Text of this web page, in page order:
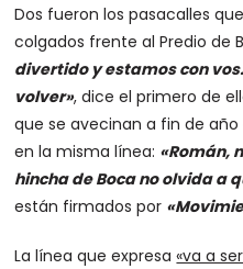
Dos fueron los pasacalles
colgados frente al Predio de
divertido y estamos con
volver», dice el primero de
que se avecinan a fin de año
en la misma línea: «Román,
hincha de Boca no olvida a
están firmados por
La línea que expresa«va a